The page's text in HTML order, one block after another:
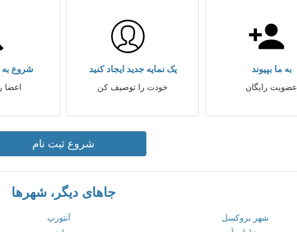
به ما بپیوند
عضویت رایگان
یک نمایه جدید ایجاد کنید
خودت را توصیف کن
شروع به
اعضا
شروع ثبت نام
جاهای دیگر، شهرها
شهر بروکسل آنتورپ